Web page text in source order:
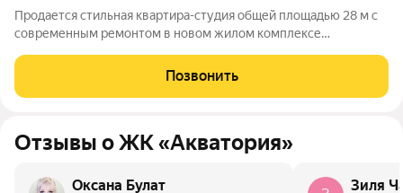
Продается стильная квартира-студия общей площадью 28 м с
современным ремонтом в новом жилом комплексе
расположен на 5 этаже девятиэтажного блочного дома, что
гарантирует хорошую звукоизоляцию и
Позвонить
Отзывы о ЖК «Акватория»
Оксана Булат Зиля